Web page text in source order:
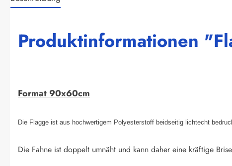
Produktinformationen
Format 90x60cm
Die Flagge ist aus hochwertigem Polyesterstoff beidseitig lichtecht
Die Fahne ist doppelt umnäht und kann daher eine kräftige